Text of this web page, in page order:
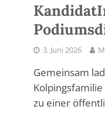
3. Juni 2026
Gemeinsam
zu einer